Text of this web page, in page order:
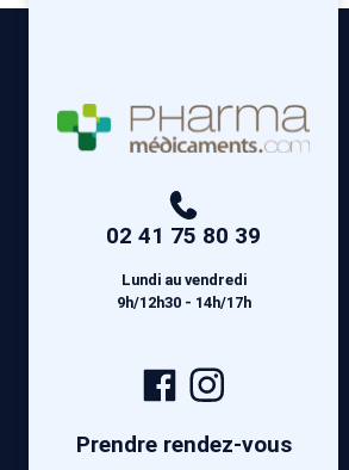
02 41 75 80 39
Lundi au vendredi
9h/12h30 - 14h/17h
Page
Facebook
Prendre rendez-vous